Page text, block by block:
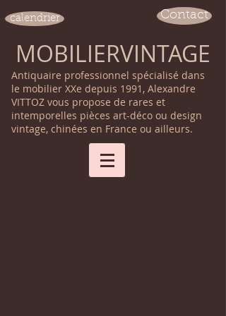
MOBILIERVINTAGE
Antiquaire professionnel spécialisé dans
le mobilier XXe depuis 1991, Alexandre
VITTOZ vous propose de rares et
intemporelles pièces art-déco ou design
vintage, chinées en France ou ailleurs.
Contact
calendrier